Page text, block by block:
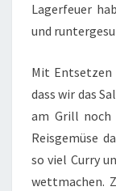
Lagerfeuer
und
Mit
dass wir das
am Grill
Reisgemüse
so viel Curry
wettmachen.